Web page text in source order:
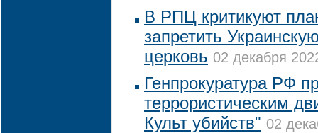
В РПЦ критикуют
запретить
церковь 02 декабря
Генпрокуратура РФ
террористическим
Культ убийств" 02